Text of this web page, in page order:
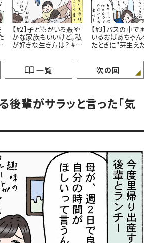
【#2】子どもがいる賑や
かな家族もいいけど。私
が好きな生き方は？ #4
【#3】バスの中で困
いるおばあちゃんを
たときに"芽生えた
一覧 次の回
後輩がサラッと言った「気